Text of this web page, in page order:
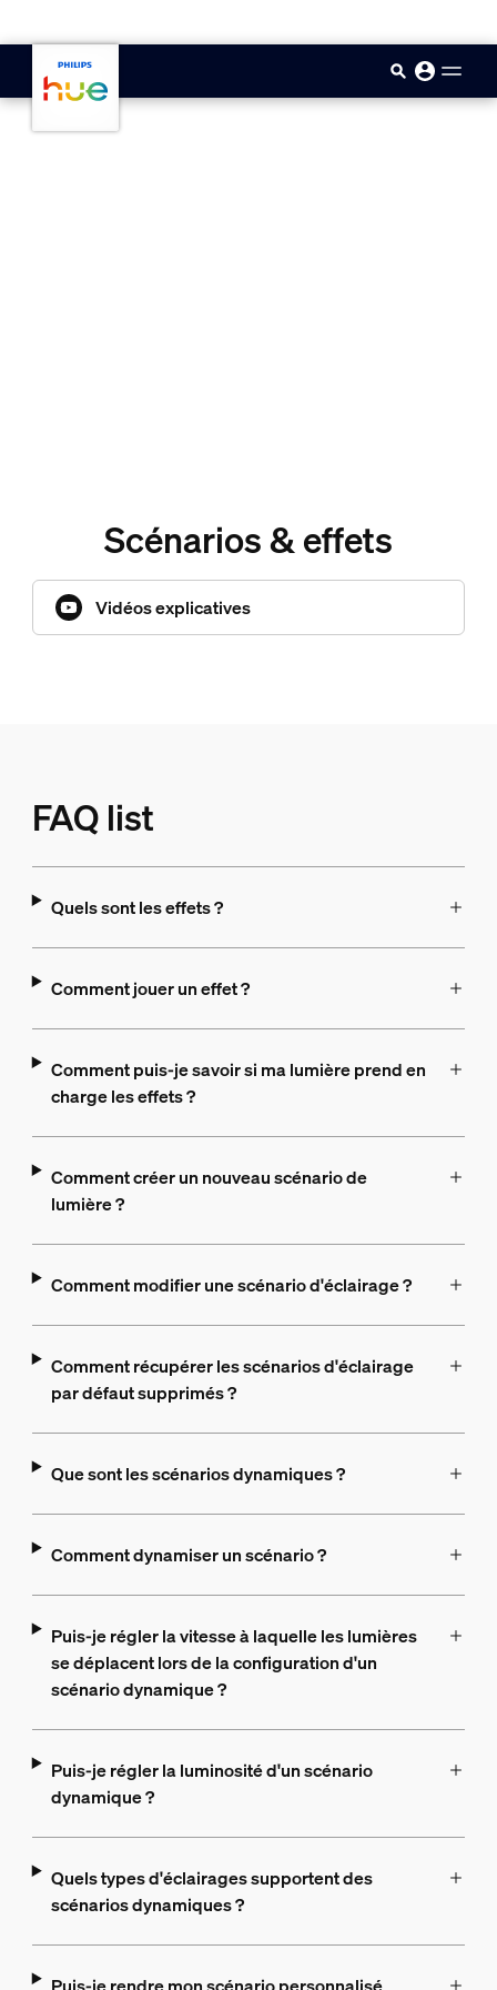
Scénarios & effets
Vidéos explicatives
FAQ list
Quels sont les effets ?
Comment jouer un effet ?
Comment puis-je savoir si ma lumière prend en
charge les effets ?
Comment créer un nouveau scénario de
lumière ?
Comment modifier une scénario d'éclairage ?
Comment récupérer les scénarios d'éclairage
par défaut supprimés ?
Que sont les scénarios dynamiques ?
Comment dynamiser un scénario ?
Puis-je régler la vitesse à laquelle les lumières
se déplacent lors de la configuration d'un
scénario dynamique ?
Puis-je régler la luminosité d'un scénario
dynamique ?
Quels types d'éclairages supportent des
scénarios dynamiques ?